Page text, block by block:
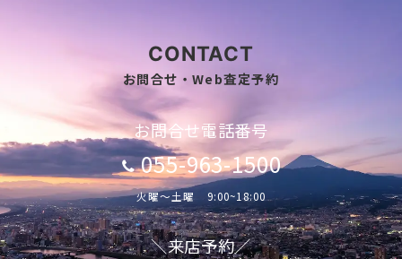
CONTACT
お問合せ・Web査定予約
お問合せ電話番号
055-963-1500
火曜～土曜 9:00~18:00
＼来店予約／